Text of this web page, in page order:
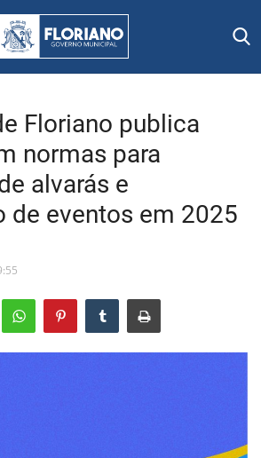
Floriano publica
normas para
alvarás e
de eventos em 2025